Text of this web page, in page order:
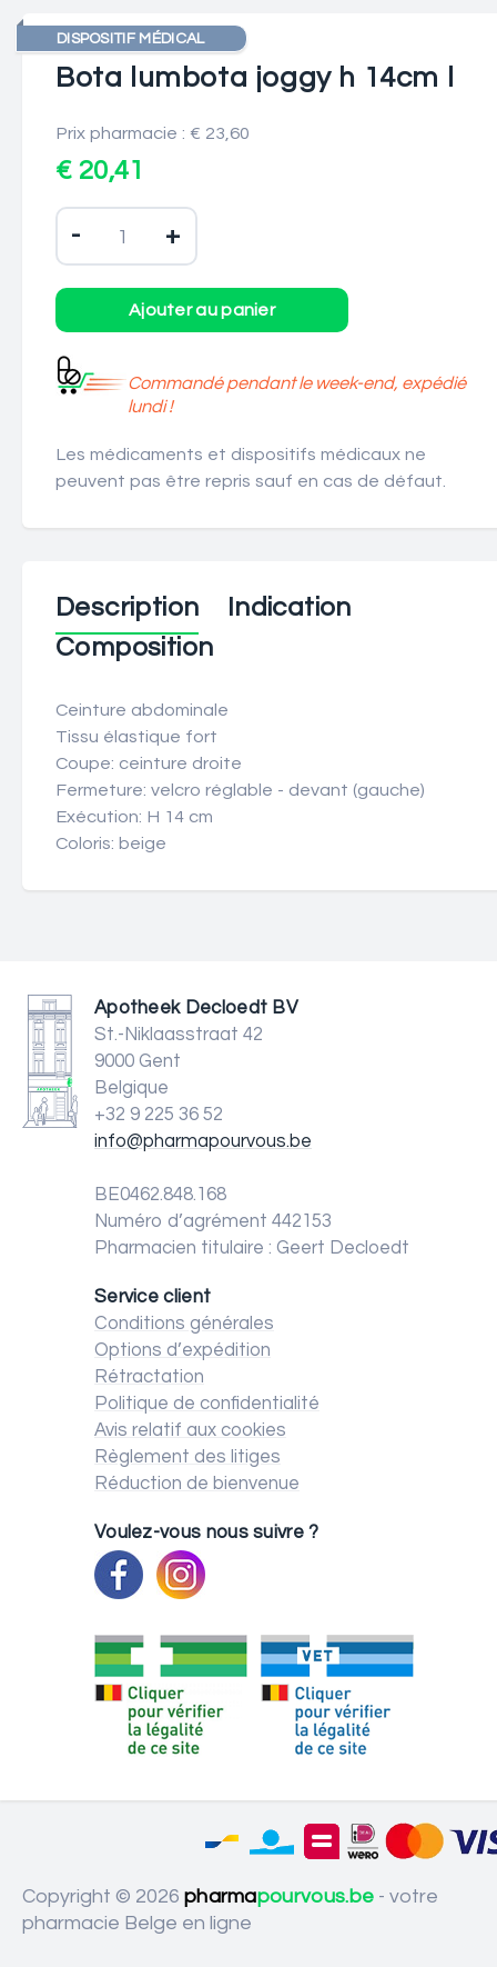
DISPOSITIF MÉDICAL
Bota lumbota joggy h 14cm l
Prix pharmacie : € 23,60
€ 20,41
- +
Commandé pendant le week-end, expédié
lundi !
Les médicaments et dispositifs médicaux ne
peuvent pas être repris sauf en cas de défaut.
Description
Indication
Composition
Ceinture abdominale
Tissu élastique fort
Coupe: ceinture droite
Fermeture: velcro réglable - devant (gauche)
Exécution: H 14 cm
Coloris: beige
Apotheek Decloedt BV
St.-Niklaasstraat 42
9000 Gent
Belgique
+32 9 225 36 52
info@pharmapourvous.be
BE0462.848.168
Numéro d’agrément 442153
Pharmacien titulaire : Geert Decloedt
Service client
Conditions générales
Options d’expédition
Rétractation
Politique de confidentialité
Avis relatif aux cookies
Règlement des litiges
Réduction de bienvenue
Voulez-vous nous suivre ?
Copyright © 2026 pharmapourvous.be - votre
pharmacie Belge en ligne